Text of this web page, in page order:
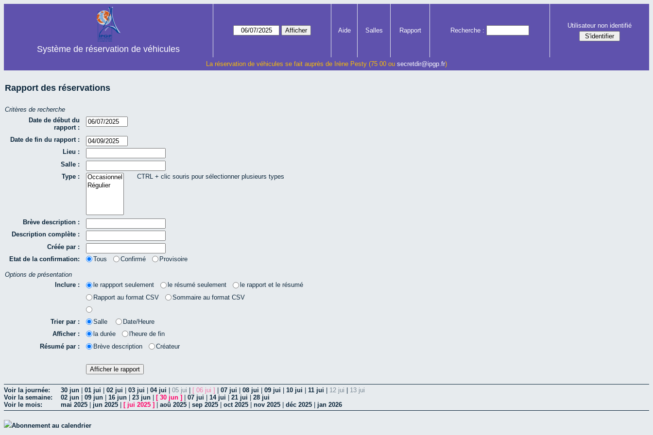
Système de réservation de véhicules
Aide Salles Rapport Recherche :
Utilisateur non identifié
La réservation de véhicules se fait auprès de Irène Pesty (75 00 ou secretdir@ipgp.fr)
Rapport des réservations
Critères de recherche
Date de début du
rapport :
Date de fin du rapport :
Lieu :
Salle :
Type :
CTRL + clic souris pour sélectionner plusieurs types
Brève description :
Description complète :
Créée par :
Etat de la confirmation:
Tous Confirmé Provisoire
Options de présentation
Inclure :
le rappport seulement le résumé seulement
le rapport et le résumé
Rapport au format CSV
Sommaire au format CSV
Trier par : Salle
Date/Heure
Afficher :
la durée
l'heure de fin
Résumé par :
Brève description Créateur
Voir la journée: 30 jun 01 jui 02 jui 03 jui 04 jui 05 jui [ 06 jui ] 07 jui 08 jui 09 jui 10 jui 11 jui 12 jui
13 jui
Voir la semaine:
02 jun 09 jun 16 jun 23 jun [ 30 jun ] 07 jui 14 jui 21 jui
28 jui
Voir le mois:
mai 2025 jun 2025 [ jui 2025 ] aoû 2025 sep 2025 oct 2025 nov 2025 déc 2025 jan 2026
Abonnement au calendrier